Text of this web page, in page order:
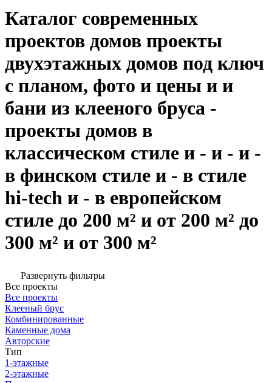
Каталог современных
проектов домов проекты
двухэтажных домов под ключ
с планом, фото и цены и и
бани из клееного бруса -
проекты домов в
классическом стиле и - и - и -
в финском стиле и - в стиле
hi-tech и - в европейском
стиле до 200 м² и от 200 м² до
300 м² и от 300 м²
Развернуть фильтры
Все проекты
Все проекты
Клееный брус
Комбинированные
Каменные дома
Авторские
Тип
1-этажные
2-этажные